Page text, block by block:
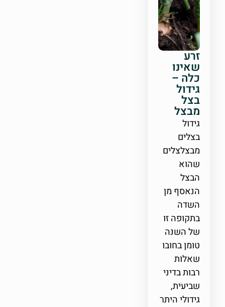
זרע
שאינו
כלה –
גידול
בצל
מבצל
גידול
בצלים
מבצלצלים
שהוא
הבצל
הנאסף מן
השדה
בתקופה זו
של השנה
טומן בחובו
שאלות
רבות בדיני
שביעית,
גידולי היתר